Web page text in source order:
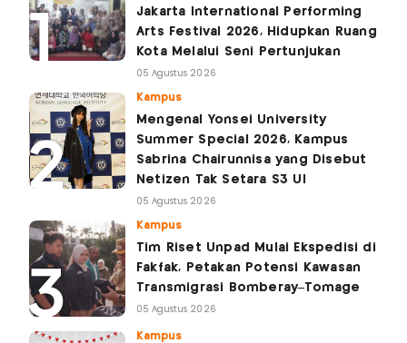
Jakarta International Performing
Arts Festival 2026, Hidupkan Ruang
Kota Melalui Seni Pertunjukan
05 Agustus 2026
Kampus
Mengenal Yonsei University
Summer Special 2026, Kampus
Sabrina Chairunnisa yang Disebut
Netizen Tak Setara S3 UI
05 Agustus 2026
Kampus
Tim Riset Unpad Mulai Ekspedisi di
Fakfak, Petakan Potensi Kawasan
Transmigrasi Bomberay–Tomage
05 Agustus 2026
Kampus